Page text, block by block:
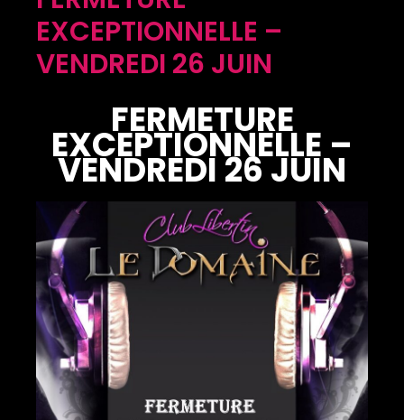
EXCEPTIONNELLE –
VENDREDI 26 JUIN
FERMETURE
EXCEPTIONNELLE –
VENDREDI 26 JUIN